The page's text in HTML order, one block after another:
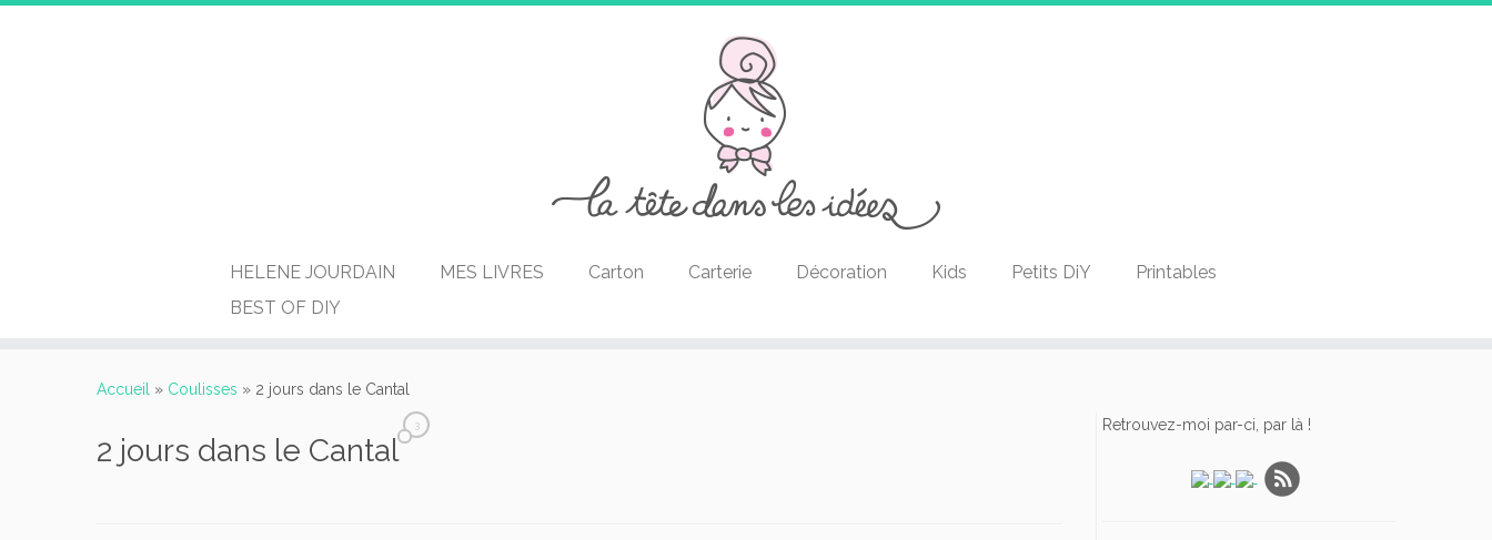
HELENE JOURDAIN MES LIVRES Carton Carterie Décoration Kids Petits DiY
Printables
BEST OF DIY
Accueil » Coulisses » 2 jours dans le Cantal
2 jours dans le Cantal
3 Retrouvez-moi par-ci, par là !